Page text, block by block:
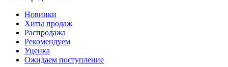
Новинки
Хиты продаж
Распродажа
Рекомендуем
Уценка
Ожидаем поступление